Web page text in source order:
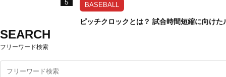
5
BASEBALL
ピッチクロックとは？ 試合時間短縮に向けた
SEARCH
フリーワード検索